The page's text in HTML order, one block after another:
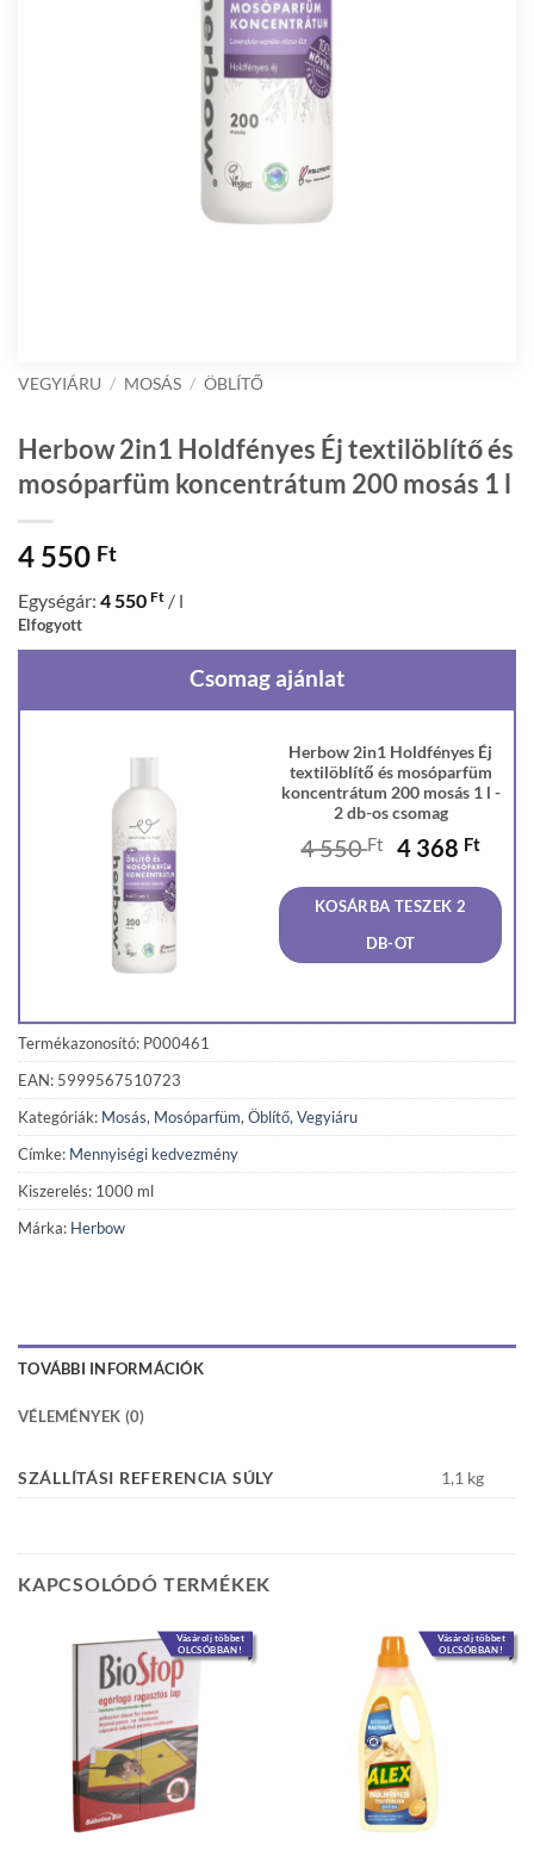
VEGYIÁRU / MOSÁS / ÖBLÍTŐ
Herbow 2in1 Holdfényes Éj textilöblítő és
mosóparfüm koncentrátum 200 mosás 1 l
4 550 Ft
Egységár: 4 550 Ft / l
Elfogyott
Csomag ajánlat
Herbow 2in1 Holdfényes Éj
textilöblítő és mosóparfüm
koncentrátum 200 mosás 1 l -
2 db-os csomag
4 550Ft
Original
was:
4
550 Ft.
4 368 Ft
is:
368
KOSÁRBA TESZEK 2
DB-OT
Termékazonosító: P000461
EAN: 5999567510723
Kategóriák: Mosás, Mosóparfüm, Öblítő, Vegyiáru
Címke: Mennyiségi kedvezmény
Kiszerelés: 1000 ml
Márka: Herbow
TOVÁBBI INFORMÁCIÓK
VÉLEMÉNYEK (0)
SZÁLLÍTÁSI REFERENCIA SÚLY 1,1 kg
KAPCSOLÓDÓ TERMÉKEK
Vásárolj többet
OLCSÓBBAN!
Vásárolj többet
OLCSÓBBAN!